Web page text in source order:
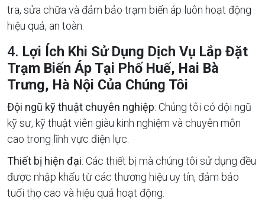
tra, sửa chữa và đảm bảo trạm biến áp luôn hoạt động
hiệu quả, an toàn.
4. Lợi Ích Khi Sử Dụng Dịch Vụ Lắp Đặt
Trạm Biến Áp Tại Phố Huế, Hai Bà
Trưng, Hà Nội Của Chúng Tôi
Đội ngũ kỹ thuật chuyên nghiệp: Chúng tôi có đội ngũ
kỹ sư, kỹ thuật viên giàu kinh nghiệm và chuyên môn
cao trong lĩnh vực điện lực.
Thiết bị hiện đại: Các thiết bị mà chúng tôi sử dụng đều
được nhập khẩu từ các thương hiệu uy tín, đảm bảo
tuổi thọ cao và hiệu quả hoạt động.